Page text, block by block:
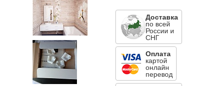
Доставка
по всей
России и
СНГ
Оплата
картой
онлайн
перевод
Mercedes-Benz
Mitsubishi